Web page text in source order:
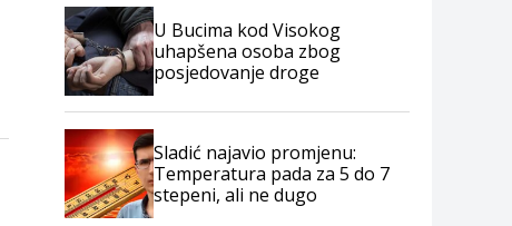
U Bucima kod Visokog
uhapšena osoba zbog
posjedovanje droge
Sladić najavio promjenu:
Temperatura pada za 5 do 7
stepeni, ali ne dugo